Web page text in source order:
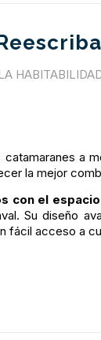
a
la mejor
con el
Su diseño
fácil acceso a